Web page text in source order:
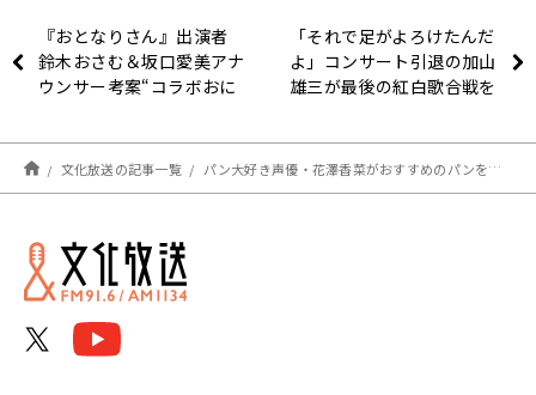
『おとなりさん』出演者
鈴木おさむ＆坂口愛美アナ
ウンサー考案“コラボおに
まで販売期間延長決定！
「それで足がよろけたんだ
よ」コンサート引退の加山
雄三が最後の紅白歌合戦を
文化放送の記事一覧 パン大好き声優・花澤香菜がおすすめのパンをアルピー平子に紹介！